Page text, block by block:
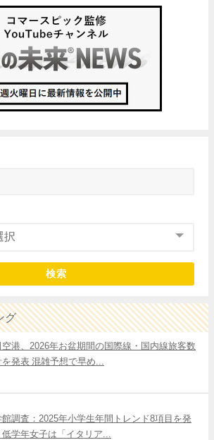
検索
グ
空港、2026年お盆期間の国際線・国内線旅客数
発表 混雑予想で早め...
館調査：2025年小学生年間トレンド8項目を発
学年女子は「イタリア...